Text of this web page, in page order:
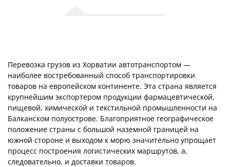
Перевозка грузов из Хорватии автотранспортом —
наиболее востребованный способ транспортировки
товаров на европейском континенте. Эта страна является
крупнейшим экспортером продукции фармацевтической,
пищевой, химической и текстильной промышленности на
Балканском полуострове. Благоприятное географическое
положение страны с большой наземной границей на
южной стороне и выходом к морю значительно упрощает
процесс построения логистических маршрутов, а,
следовательно, и доставки товаров.